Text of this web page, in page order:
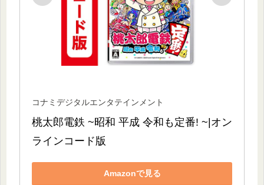
コナミデジタルエンタテインメント
桃太郎電鉄 ~昭和 平成 令和も定番! ~|オン
ラインコード版
Amazonで見る